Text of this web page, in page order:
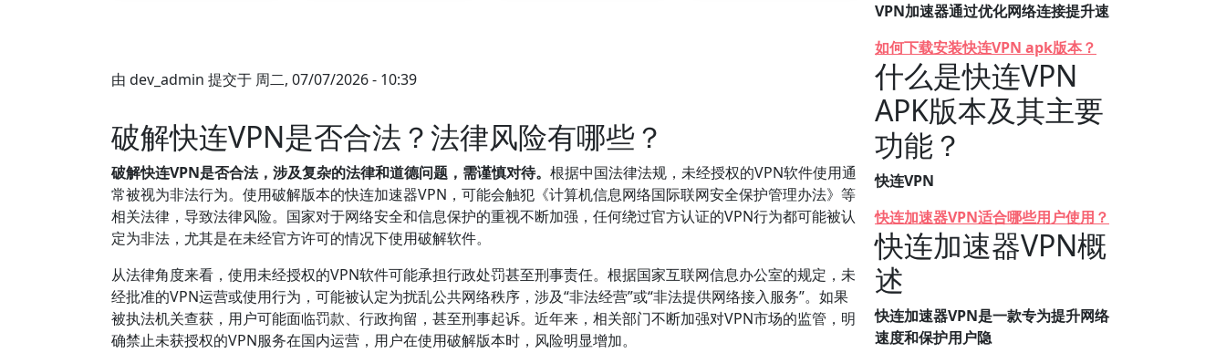
由 dev_admin 提交于 周二, 07/07/2026 - 10:39
破解快连VPN是否合法？法律风险有哪些？
破解快连VPN是否合法，涉及复杂的法律和道德问题，需谨慎对待。 根据中国法律法规，未经授权的VPN软件使用通
常被视为非法行为。使用破解版本的快连加速器VPN，可能会触犯《计算机信息网络国际联网安全保护管理办法》等
相关法律，导致法律风险。国家对于网络安全和信息保护的重视不断加强，任何绕过官方认证的VPN行为都可能被认
定为非法，尤其是在未经官方许可的情况下使用破解软件。
从法律角度来看，使用未经授权的VPN软件可能承担行政处罚甚至刑事责任。根据国家互联网信息办公室的规定，未
经批准的VPN运营或使用行为，可能被认定为扰乱公共网络秩序，涉及“非法经营”或“非法提供网络接入服务”。如果
被执法机关查获，用户可能面临罚款、行政拘留，甚至刑事起诉。近年来，相关部门不断加强对VPN市场的监管，明
确禁止未获授权的VPN服务在国内运营，用户在使用破解版本时，风险明显增加。
VPN加速器通过优化网络连接提升速
如何下载安装快连VPN apk版本？
什么是快连VPN
APK版本及其主要
功能？
快连VPN
快连加速器VPN适合哪些用户使用？
快连加速器VPN概
述
快连加速器VPN是一款专为提升网络
速度和保护用户隐